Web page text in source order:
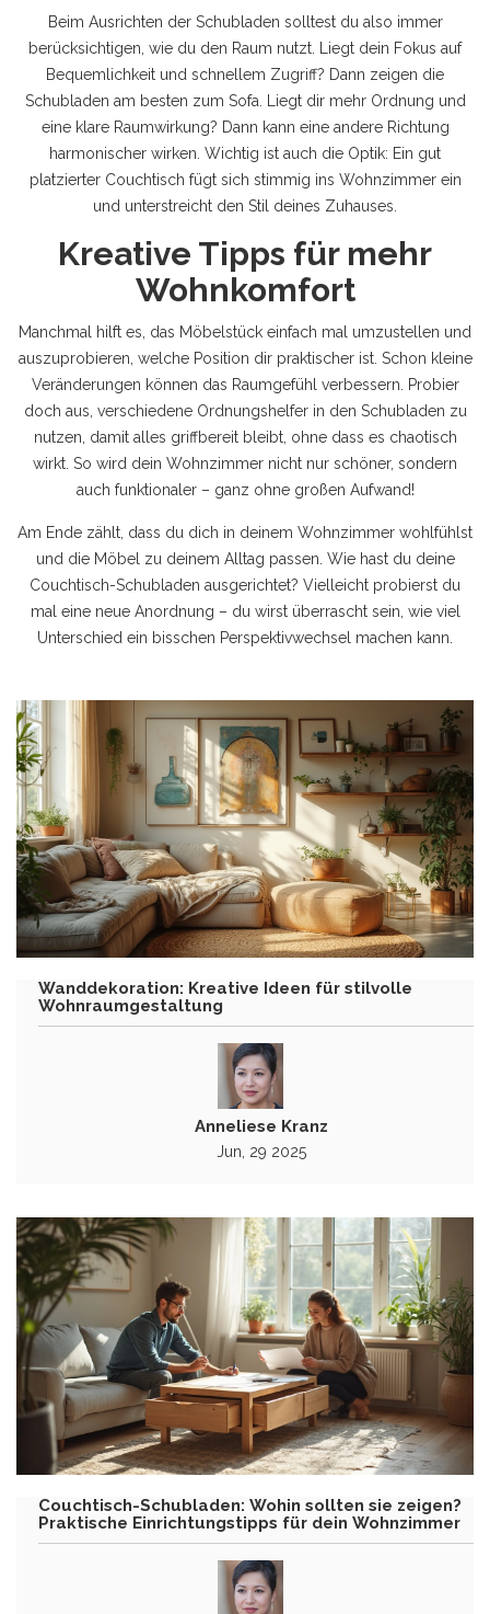
Beim Ausrichten der Schubladen solltest du also immer
berücksichtigen, wie du den Raum nutzt. Liegt dein Fokus auf
Bequemlichkeit und schnellem Zugriff? Dann zeigen die
Schubladen am besten zum Sofa. Liegt dir mehr Ordnung und
eine klare Raumwirkung? Dann kann eine andere Richtung
harmonischer wirken. Wichtig ist auch die Optik: Ein gut
platzierter Couchtisch fügt sich stimmig ins Wohnzimmer ein
und unterstreicht den Stil deines Zuhauses.
Kreative Tipps für mehr
Wohnkomfort
Manchmal hilft es, das Möbelstück einfach mal umzustellen und
auszuprobieren, welche Position dir praktischer ist. Schon kleine
Veränderungen können das Raumgefühl verbessern. Probier
doch aus, verschiedene Ordnungshelfer in den Schubladen zu
nutzen, damit alles griffbereit bleibt, ohne dass es chaotisch
wirkt. So wird dein Wohnzimmer nicht nur schöner, sondern
auch funktionaler – ganz ohne großen Aufwand!
Am Ende zählt, dass du dich in deinem Wohnzimmer wohlfühlst
und die Möbel zu deinem Alltag passen. Wie hast du deine
Couchtisch-Schubladen ausgerichtet? Vielleicht probierst du
mal eine neue Anordnung – du wirst überrascht sein, wie viel
Unterschied ein bisschen Perspektivwechsel machen kann.
Wanddekoration: Kreative Ideen für stilvolle
Wohnraumgestaltung
Anneliese Kranz
Jun, 29 2025
Couchtisch-Schubladen: Wohin sollten sie zeigen?
Praktische Einrichtungstipps für dein Wohnzimmer